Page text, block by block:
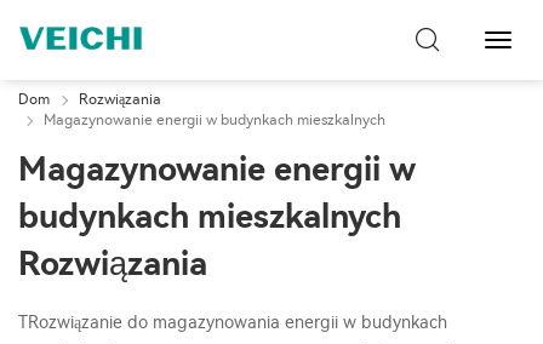
Dom
Rozwiązania
Magazynowanie energii w budynkach mieszkalnych
Magazynowanie energii w
budynkach mieszkalnych
Rozwiązania
TRozwiązanie do magazynowania energii w budynkach